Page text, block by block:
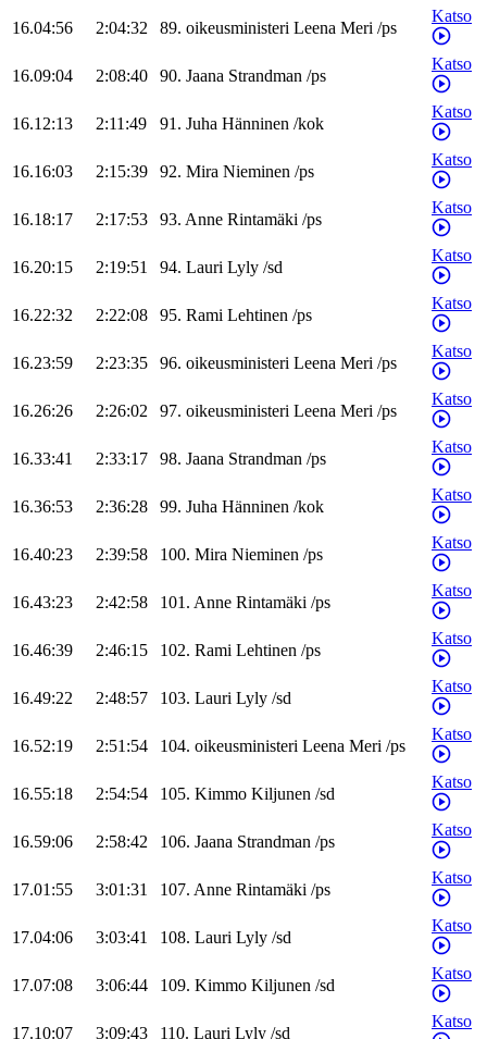
16.04:56 2:04:32 89. oikeusministeri Leena Meri /ps
Katso
16.09:04 2:08:40 90. Jaana Strandman /ps
Katso
16.12:13 2:11:49 91. Juha Hänninen /kok
Katso
16.16:03 2:15:39 92. Mira Nieminen /ps
Katso
16.18:17 2:17:53 93. Anne Rintamäki /ps
Katso
16.20:15 2:19:51 94. Lauri Lyly /sd
Katso
16.22:32 2:22:08 95. Rami Lehtinen /ps
Katso
16.23:59 2:23:35 96. oikeusministeri Leena Meri /ps
Katso
16.26:26 2:26:02 97. oikeusministeri Leena Meri /ps
Katso
16.33:41 2:33:17 98. Jaana Strandman /ps
Katso
16.36:53 2:36:28 99. Juha Hänninen /kok
Katso
16.40:23 2:39:58 100. Mira Nieminen /ps
Katso
16.43:23 2:42:58 101. Anne Rintamäki /ps
Katso
16.46:39 2:46:15 102. Rami Lehtinen /ps
Katso
16.49:22 2:48:57 103. Lauri Lyly /sd
Katso
16.52:19 2:51:54 104. oikeusministeri Leena Meri /ps
Katso
16.55:18 2:54:54 105. Kimmo Kiljunen /sd
Katso
16.59:06 2:58:42 106. Jaana Strandman /ps
Katso
17.01:55 3:01:31 107. Anne Rintamäki /ps
Katso
17.04:06 3:03:41 108. Lauri Lyly /sd
Katso
17.07:08 3:06:44 109. Kimmo Kiljunen /sd
Katso
17.10:07 3:09:43 110. Lauri Lyly /sd
Katso